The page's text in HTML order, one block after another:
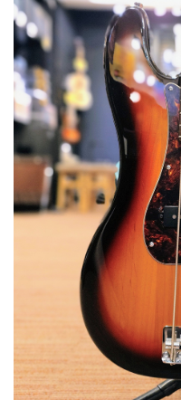
エレキギター
ベース
ドラム
キーボード
管楽器
アンプ